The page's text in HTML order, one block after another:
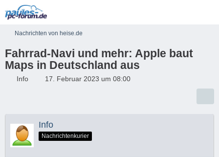
Nachrichten von heise.de
Fahrrad-Navi und mehr: Apple baut
Maps in Deutschland aus
Info 17. Februar 2023 um 08:00
Info
Nachrichtenkurier